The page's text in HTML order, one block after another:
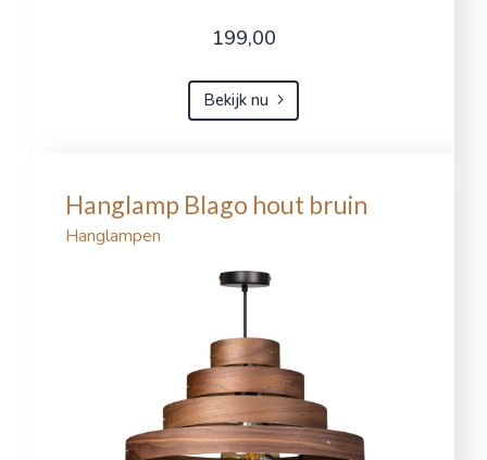
199,00
Bekijk nu
Hanglamp Blago hout bruin
Hanglampen